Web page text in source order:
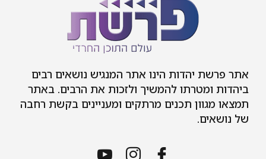
יהדות הינו אתר המנגיש נושאים רבים
ומטרתו להמשיך ולזכות את הרבים. באתר
תכנים מרתקים ומעניינים בקשת רחבה